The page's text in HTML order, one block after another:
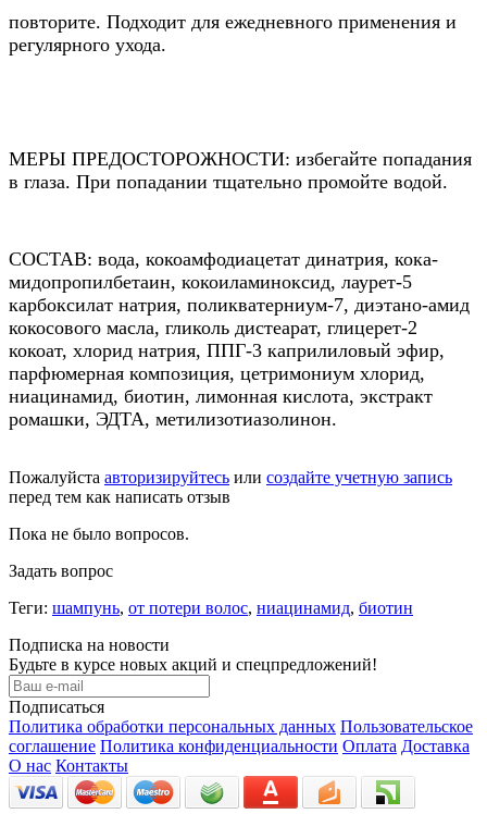
повторите. Подходит для ежедневного применения и
регулярного ухода.
МЕРЫ ПРЕДОСТОРОЖНОСТИ: избегайте попадания
в глаза. При попадании тщательно промойте водой.
СОСТАВ: вода, кокоамфодиацетат динатрия, кока-
мидопропилбетаин, кокоиламиноксид, лаурет-5
карбоксилат натрия, поликватерниум-7, диэтано-амид
кокосового масла, гликоль дистеарат, глицерет-2
кокоат, хлорид натрия, ППГ-3 каприлиловый эфир,
парфюмерная композиция, цетримониум хлорид,
ниацинамид, биотин, лимонная кислота, экстракт
ромашки, ЭДТА, метилизотиазолинон.
Пожалуйста авторизируйтесь или создайте учетную запись
перед тем как написать отзыв
Пока не было вопросов.
Задать вопрос
Теги: шампунь, от потери волос, ниацинамид, биотин
Подписка на новости
Будьте в курсе новых акций и спецпредложений!
Подписаться
Политика обработки персональных данных Пользовательское
соглашение Политика конфиденциальности Оплата Доставка
О нас Контакты